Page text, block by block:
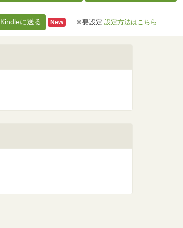
Kindleに送る New ※要設定 設定方法はこちら